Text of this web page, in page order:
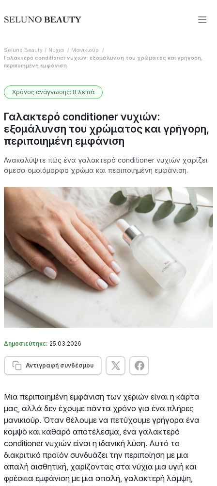
Seluno Beauty Νύχια
Μανικιούρ
Γαλακτερό conditioner νυχιών: εξομάλυνση του χρώματος και γρήγορη,
περιποιημένη εμφάνιση
Χρόνος ανάγνωσης: 8 λεπτά
Γαλακτερό conditioner νυχιών:
εξομάλυνση του χρώματος και γρήγορη,
περιποιημένη εμφάνιση
Ανακαλύψτε πώς ένα γαλακτερό conditioner νυχιών χαρίζει
άμεσα ομοιόμορφο χρώμα και περιποιημένη εμφάνιση.
Δημοσιεύτηκε: 25.03.2026
Αντιγραφή συνδέσμου
Μια περιποιημένη εμφάνιση των χεριών είναι η κάρτα
μας, αλλά δεν έχουμε πάντα χρόνο για ένα πλήρες
μανικιούρ. Όταν θέλουμε να πετύχουμε γρήγορα ένα
κομψό και καθαρό αποτέλεσμα, ένα γαλακτερό
conditioner νυχιών είναι η ιδανική λύση. Αυτό το
διακριτικό προϊόν συνδυάζει την περιποίηση με μια
απαλή αισθητική, χαρίζοντας στα νύχια μια υγιή και
φρέσκια εμφάνιση με μια απαλή, γαλακτερή λάμψη,